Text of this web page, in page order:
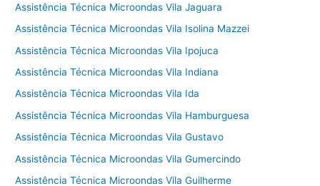
Assistência Técnica Microondas Vila Jaguara
Assistência Técnica Microondas Vila Isolina Mazzei
Assistência Técnica Microondas Vila Ipojuca
Assistência Técnica Microondas Vila Indiana
Assistência Técnica Microondas Vila Ida
Assistência Técnica Microondas Vila Hamburguesa
Assistência Técnica Microondas Vila Gustavo
Assistência Técnica Microondas Vila Gumercindo
Assistência Técnica Microondas Vila Guilherme